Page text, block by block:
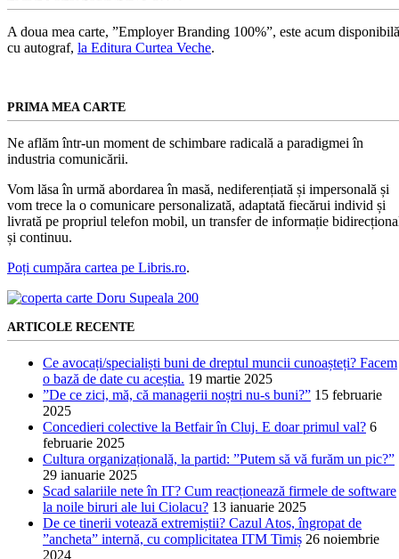
A doua mea carte, ”Employer Branding 100%”, este acum
cu autograf, la Editura Curtea Veche.
PRIMA MEA CARTE
Ne aflăm într-un moment de schimbare radicală a paradigmei în
industria comunicării.
Vom lăsa în urmă abordarea în masă, nediferențiată și impersonală și
vom trece la o comunicare personalizată, adaptată fiecărui individ și
livrată pe propriul telefon mobil, un transfer de informație
și continuu.
Poți cumpăra cartea pe Libris.ro.
ARTICOLE RECENTE
Ce avocați/specialiști buni de dreptul muncii cunoașteți? Facem
o bază de date cu aceștia. 19 martie 2025
”De ce zici, mă, că managerii noștri nu-s buni?” 15 februarie
2025
Concedieri colective la Betfair în Cluj. E doar primul val? 6
februarie 2025
Cultura organizațională, la partid: ”Putem să vă furăm un pic?”
29 ianuarie 2025
Scad salariile nete în IT? Cum reacționează firmele de software
la noile biruri ale lui Ciolacu? 13 ianuarie 2025
De ce tinerii votează extremiștii? Cazul Atos, îngropat de
”ancheta” internă, cu complicitatea ITM Timiș 26 noiembrie
2024